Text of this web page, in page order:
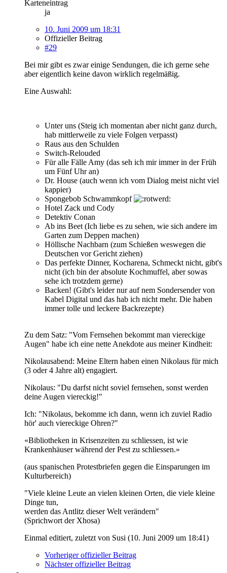
Karteneintrag
ja
10. Juni 2009 um 18:31
Offizieller Beitrag
#29
Bei mir gibt es zwar einige Sendungen, die ich gerne sehe
aber eigentlich keine davon wirklich regelmäßig.
Eine Auswahl:
Unter uns (Steig ich momentan aber nicht ganz durch,
hab mittlerweile zu viele Folgen verpasst)
Raus aus den Schulden
Switch-Relouded
Für alle Fälle Amy (das seh ich mir immer in der Früh
um Fünf Uhr an)
Dr. House (auch wenn ich vom Dialog meist nicht viel
kappier)
Spongebob Schwammkopf
Hotel Zack und Cody
Detektiv Conan
Ab ins Beet (Ich liebe es zu sehen, wie sich andere im
Garten zum Deppen machen)
Höllische Nachbarn (zum Schießen weswegen die
Deutschen vor Gericht ziehen)
Das perfekte Dinner, Kocharena, Schmeckt nicht, gibt's
nicht (ich bin der absolute Kochmuffel, aber sowas
sehe ich trotzdem gerne)
Backen! (Gibt's leider nur auf nem Sondersender von
Kabel Digital und das hab ich nicht mehr. Die haben
immer tolle und leckere Backrezepte)
Zu dem Satz: "Vom Fernsehen bekommt man viereckige
Augen" habe ich eine nette Anekdote aus meiner Kindheit:
Nikolausabend: Meine Eltern haben einen Nikolaus für mich
(3 oder 4 Jahre alt) engagiert.
Nikolaus: "Du darfst nicht soviel fernsehen, sonst werden
deine Augen viereckig!"
Ich: "Nikolaus, bekomme ich dann, wenn ich zuviel Radio
hör' auch viereckige Ohren?"
«Bibliotheken in Krisenzeiten zu schliessen, ist wie
Krankenhäuser während der Pest zu schliessen.»
(aus spanischen Protestbriefen gegen die Einsparungen im
Kulturbereich)
"Viele kleine Leute an vielen kleinen Orten, die viele kleine
Dinge tun,
werden das Antlitz dieser Welt verändern"
(Sprichwort der Xhosa)
Einmal editiert, zuletzt von Susi (10. Juni 2009 um 18:41)
Vorheriger offizieller Beitrag
Nächster offizieller Beitrag